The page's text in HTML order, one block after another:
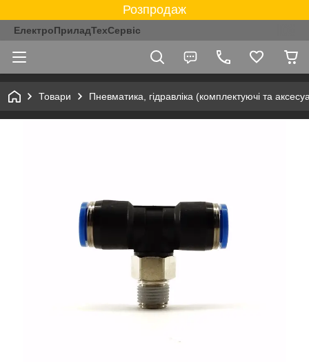
Розпродаж
ЕлектроПриладТехСервіс
Товари Пневматика, гідравліка (комплектуючі та